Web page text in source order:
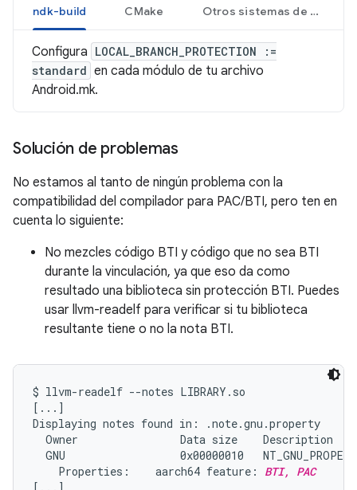
ndk-build CMake Otros sistemas de compilaciones
Configura LOCAL_BRANCH_PROTECTION :=
standard en cada módulo de tu archivo
Android.mk.
Solución de problemas
No estamos al tanto de ningún problema con la
compatibilidad del compilador para PAC/BTI, pero ten en
cuenta lo siguiente:
No mezcles código BTI y código que no sea BTI
durante la vinculación, ya que eso da como
resultado una biblioteca sin protección BTI. Puedes
usar llvm-readelf para verificar si tu biblioteca
resultante tiene o no la nota BTI.
$ llvm-readelf --notes LIBRARY.so
[...]
Displaying notes found in: .note.gnu.property
  Owner                Data size    Description
GNU                  0x00000010
    Properties:    aarch64 feature:
BTI, PAC